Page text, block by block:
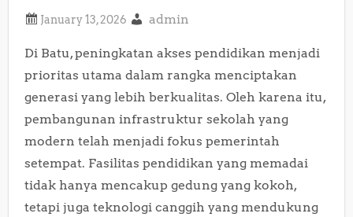
admin
Di Batu, peningkatan akses pendidikan menjadi
prioritas utama dalam rangka menciptakan
generasi yang lebih berkualitas. Oleh karena itu,
pembangunan infrastruktur sekolah yang
modern telah menjadi fokus pemerintah
setempat. Fasilitas pendidikan yang memadai
tidak hanya mencakup gedung yang kokoh,
tetapi juga teknologi canggih yang mendukung